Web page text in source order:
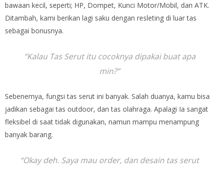
bawaan kecil, seperti; HP, Dompet, Kunci Motor/Mobil, dan ATK.
Ditambah, kami berikan lagi saku dengan resleting di luar tas
sebagai bonusnya.
“Kalau Tas Serut itu cocoknya dipakai buat apa
min?”
Sebenernya, fungsi tas serut ini banyak. Salah duanya, kamu bisa
jadikan sebagai tas outdoor, dan tas olahraga. Apalagi Ia sangat
fleksibel di saat tidak digunakan, namun mampu menampung
banyak barang.
“Okay deh. Saya mau order, dan desain tas serut